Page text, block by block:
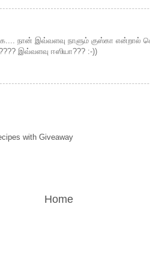
நான் இவ்வளவு நாளும் குஸ்கா
இவ்வளவு ஈஸியா??? :-))
with Giveaway
Home